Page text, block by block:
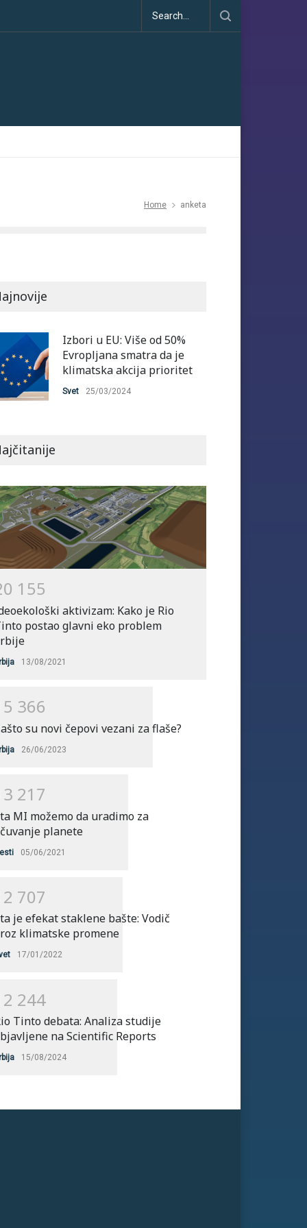
Klimatske dezinformacije u porastu uoči COP30
Home anketa
Izbori u EU: Više od 50%
Evropljana smatra da je
klimatska akcija prioritet
Svet 25/03/2024
0 1 55
aktivizam: Kako je Rio
postao glavni eko problem
13/08/2021
5 366
su novi čepovi vezani za flaše?
26/06/2023
3 21 7
MI možemo da uradimo za
planete
05/06/2021
2 707
je efekat staklene bašte: Vodič
klimatske promene
17/01/2022
2 244
Tinto debata: Analiza studije
na Scientific Reports
15/08/2024